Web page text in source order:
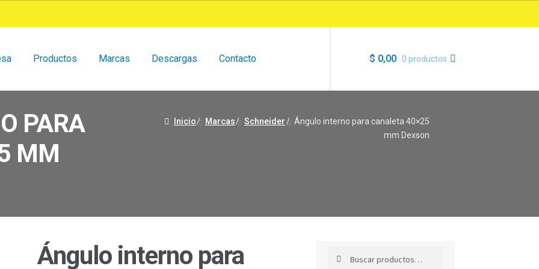
Productos Marcas Descargas Contacto $ 0,00 0 productos
PARA
MM
Inicio/ Marcas/ Schneider / Ángulo interno para canaleta 40×25
mm Dexson
Ángulo interno para